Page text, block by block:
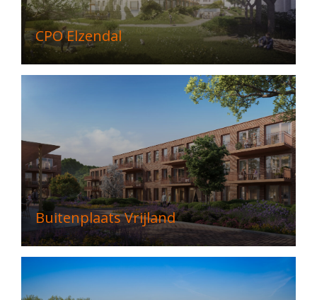
CPO Elzendal
Buitenplaats Vrijland